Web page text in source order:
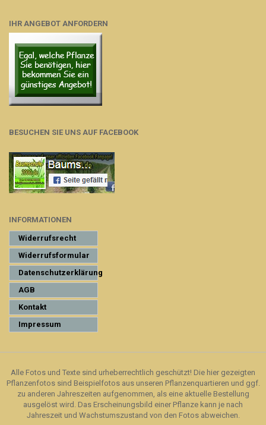
IHR ANGEBOT ANFORDERN
BESUCHEN SIE UNS AUF FACEBOOK
INFORMATIONEN
Widerrufsrecht
Widerrufsformular
Datenschutzerklärung
AGB
Kontakt
Impressum
Alle Fotos und Texte sind urheberrechtlich geschützt! Die hier gezeigten
Pflanzenfotos sind Beispielfotos aus unseren Pflanzenquartieren und ggf.
zu anderen Jahreszeiten aufgenommen, als eine aktuelle Bestellung
ausgelöst wird. Das Erscheinungsbild einer Pflanze kann je nach
Jahreszeit und Wachstumszustand von den Fotos abweichen.